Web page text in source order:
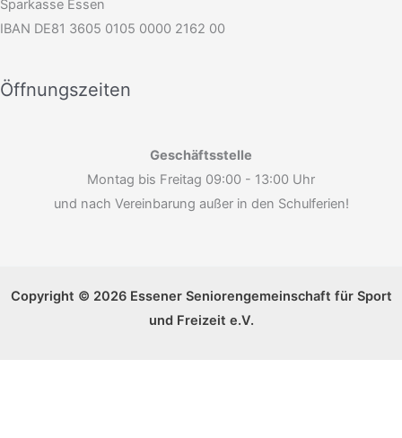
Sparkasse Essen
IBAN DE81 3605 0105 0000 2162 00
Öffnungszeiten
Geschäftsstelle
Montag bis Freitag 09:00 - 13:00 Uhr
und nach Vereinbarung außer in den Schulferien!
Copyright © 2026 Essener Seniorengemeinschaft für Sport
und Freizeit e.V.